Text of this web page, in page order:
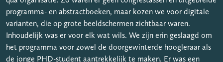
programma- en abstractboeken, maar kozen we voor digitale
varianten, die op grote beeldschermen zichtbaar waren.
Inhoudelijk was er voor elk wat wils. We zijn erin geslaagd om
het programma voor zowel de doorgewinterde hoogleraar als
de jonge PHD-student aantrekkelijk te maken. Er was een